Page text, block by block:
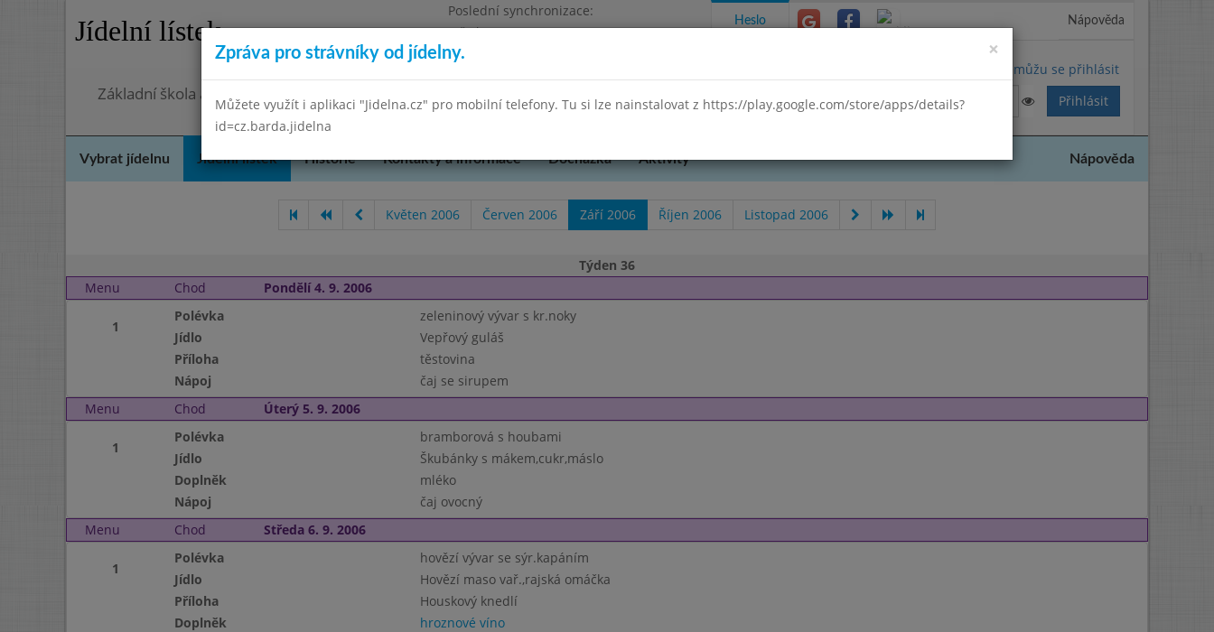
Jídelní lístek
Poslední synchronizace:
Středa 29.7.2026 9:58
Omezení objednávek
Základní škola a mateřská škola Chmelnice, Praha 3, K Lučinám 18/2500
Heslo Nápověda
Nemůžu se přihlásit
Vybrat jídelnu Jídelní lístek Historie Kontakty a informace Docházka Aktivity Nápověda
Květen 2006 Červen 2006 Září 2006 Říjen 2006 Listopad 2006
Týden 36
Menu
Chod Pondělí 4. 9. 2006
1
Polévka
zeleninový vývar s kr.noky
Jídlo
Vepřový guláš
Příloha
těstovina
Nápoj
čaj se sirupem
Menu
Chod Úterý 5. 9. 2006
1
Polévka
bramborová s houbami
Jídlo
Škubánky s mákem,cukr,máslo
Doplněk
mléko
Nápoj
čaj ovocný
Menu
Chod Středa 6. 9. 2006
1
Polévka
hovězí vývar se sýr.kapáním
Jídlo
Hovězí maso vař.,rajská omáčka
Příloha
Houskový knedlí
Doplněk
hroznové víno
×
Zpráva pro strávníky od jídelny.
Můžete využít i aplikaci "Jidelna.cz" pro mobilní telefony. Tu si lze nainstalovat z https://play.google.com/store/apps/details?
id=cz.barda.jidelna